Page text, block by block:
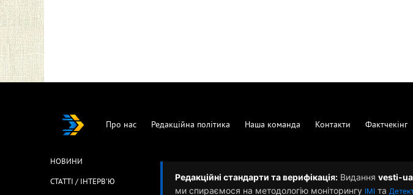
Про нас Редакційна політика Наша команда Контакти Фактчекінг
НОВИНИ
СТАТТІ / ІНТЕРВ'Ю Редакційні стандарти та верифікація: Видання vesti-
ми спираємося на методологію моніторингу ІМІ та